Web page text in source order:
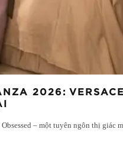
2026:
– một tuyên ngôn thị